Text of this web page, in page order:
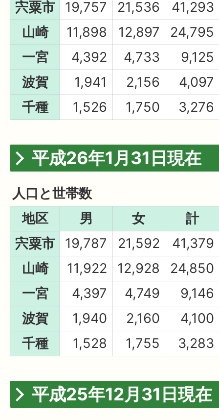
宍粟市
19,757 21,536
41,293
山崎
11,898 12,897
24,795
一宮
4,392 4,733
9,125
波賀
1,941 2,156
4,097
千種
1,526 1,750 3,276
平成26年1月31日現在
人口と世帯数
地区
男 女
計
宍粟市
19,787 21,592
41,379
山崎
11,922 12,928
24,850
一宮
4,397 4,749
9,146
波賀
1,940 2,160
4,100
千種
1,528 1,755 3,283
平成25年12月31日現在